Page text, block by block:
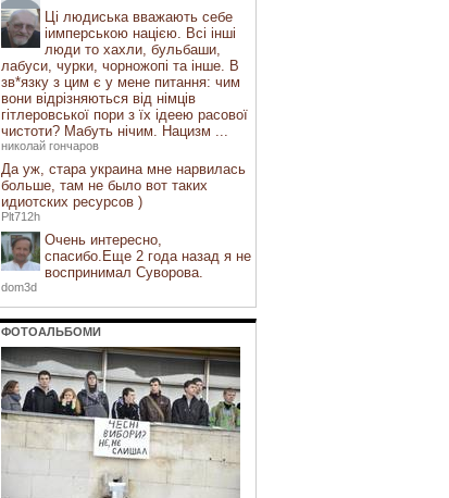
Ці людиська вважають себе
іимперською нацією. Всі інші
люди то хахли, бульбаши,
лабуси, чурки, чорножопі та інше. В
зв*язку з цим є у мене питання: чим
вони відрізняються від німців
гітлеровської пори з їх ідеею расової
чистоти? Мабуть нічим. Нацизм ...
николай гончаров
Да уж, стара украина мне нарвилась
больше, там не было вот таких
идиотских ресурсов )
Plt712h
Очень интересно,
спасибо.Еще 2 года назад я не
воспринимал Суворова.
dom3d
ФОТОАЛЬБОМИ